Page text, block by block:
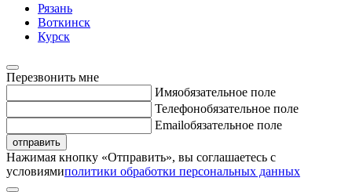
Рязань
Воткинск
Курск
Перезвонить мне
Имяобязательное поле
Телефонобязательное поле
Emailобязательное поле
отправить
Нажимая кнопку «Отправить», вы соглашаетесь с
условиямиполитики обработки персональных данных